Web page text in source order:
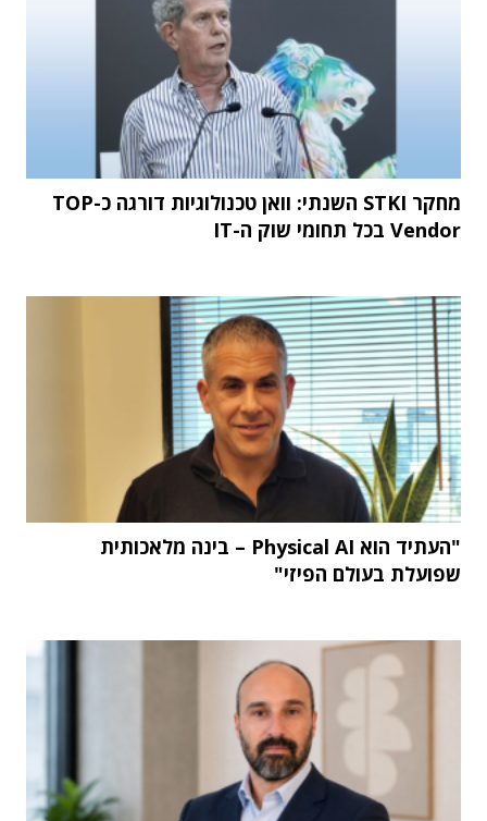
מחקר STKI השנתי: וואן טכנולוגיות דורגה כ-TOP
Vendor בכל תחומי שוק ה-IT
"העתיד הוא Physical AI – בינה מלאכותית
שפועלת בעולם הפיזי"